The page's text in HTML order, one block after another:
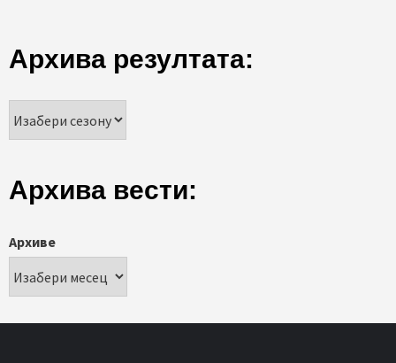
Архива резултата:
Архива вести:
Архиве